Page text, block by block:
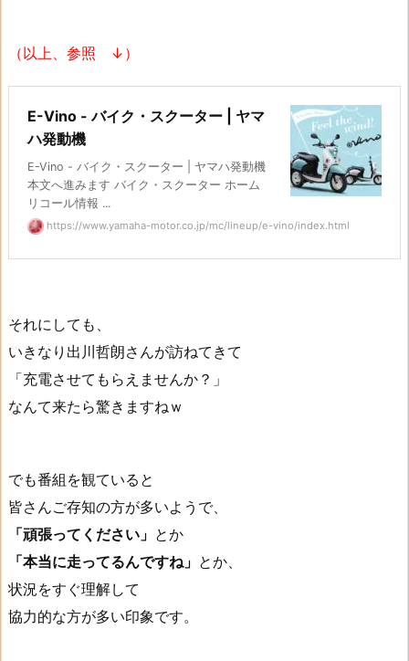
（以上、参照 ↓）
E-Vino - バイク・スクーター | ヤマ
ハ発動機
E-Vino - バイク・スクーター | ヤマハ発動機
本文へ進みます バイク・スクーター ホーム
リコール情報 ...
https://www.yamaha-motor.co.jp/mc/lineup/e-vino/index.html
それにしても、
いきなり出川哲朗さんが訪ねてきて
「充電させてもらえませんか？」
なんて来たら驚きますねｗ
でも番組を観ていると
皆さんご存知の方が多いようで、
「頑張ってください」 とか
「本当に走ってるんですね」 とか、
状況をすぐ理解して
協力的な方が多い印象です。